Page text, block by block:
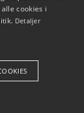
cookies i
Detaljer